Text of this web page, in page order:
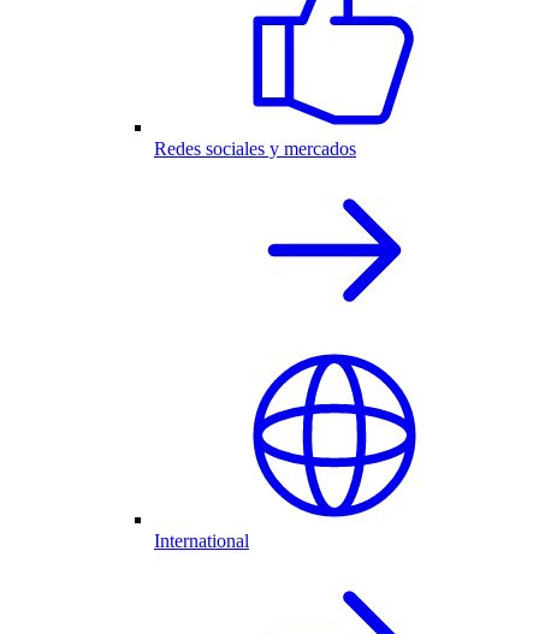
Redes sociales y mercados
International